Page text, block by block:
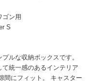
ゴン用
S
ルな収納ボックスです。
統一感のあるインテリア
間にフィット。 キャスター